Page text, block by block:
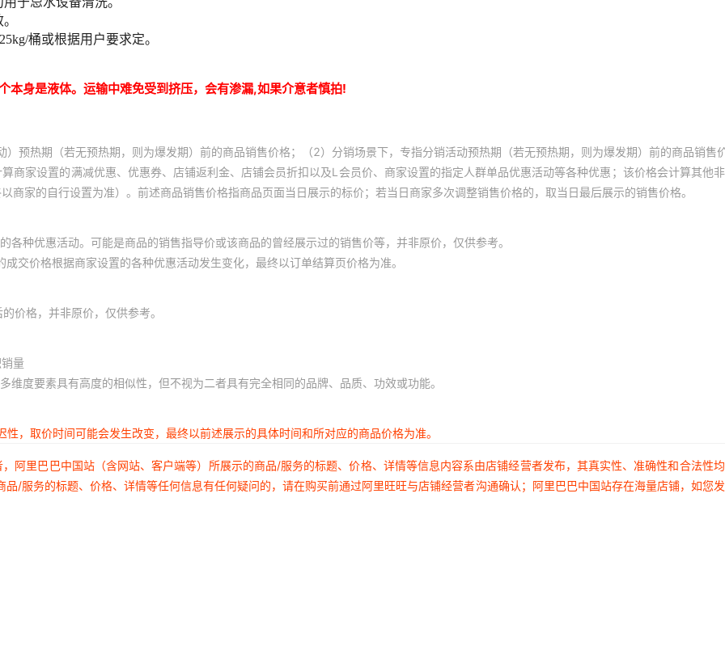
预热期（若无预热期，则为爆发期）前的商品销售价格；（2）分销场景下，专指分销活动预热期（若无预热期，则为爆发期）前的商品销售
商家设置的满减优惠、优惠券、店铺返利金、店铺会员折扣以及L会员价、商家设置的指定人群单品优惠活动等各种优惠；该价格会计算其他
家的自行设置为准）。前述商品销售价格指商品页面当日展示的标价；若当日商家多次调整销售价格的，取当日最后展示的销售价格。
种优惠活动。可能是商品的销售指导价或该商品的曾经展示过的销售价等，并非原价，仅供参考。
交价格根据商家设置的各种优惠活动发生变化，最终以订单结算页价格为准。
价格，并非原价，仅供参考。
量
度要素具有高度的相似性，但不视为二者具有完全相同的品牌、品质、功效或功能。
，取价时间可能会发生改变，最终以前述展示的具体时间和所对应的商品价格为准。
阿里巴巴中国站（含网站、客户端等）所展示的商品/服务的标题、价格、详情等信息内容系由店铺经营者发布，其真实性、准确性和合法性
/服务的标题、价格、详情等任何信息有任何疑问的，请在购买前通过阿里旺旺与店铺经营者沟通确认；阿里巴巴中国站存在海量店铺，如您